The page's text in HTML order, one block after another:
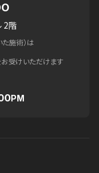
2階
施術）は
受けいただけます
PM